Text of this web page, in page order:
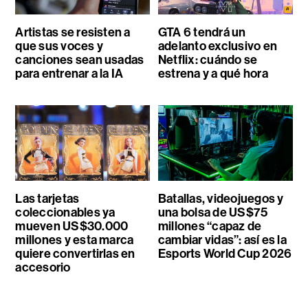
Artistas se resisten a
que sus voces y
canciones sean usadas
para entrenar a la IA
GTA 6 tendrá un
adelanto exclusivo en
Netflix: cuándo se
estrena y a qué hora
Las tarjetas
coleccionables ya
mueven US$30.000
millones y esta marca
quiere convertirlas en
accesorio
Batallas, videojuegos y
una bolsa de US$75
millones “capaz de
cambiar vidas”: así es la
Esports World Cup 2026